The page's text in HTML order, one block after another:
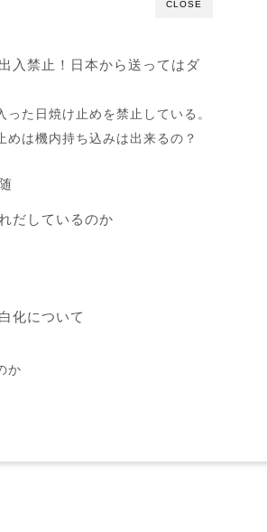
CLOSE
入禁止！日本から送ってはダ
た日焼け止めを禁止している。
は機内持ち込みは出来るの？
だしているのか
化について
か